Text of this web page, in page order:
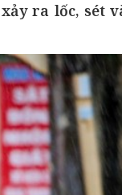
ra lốc, sét